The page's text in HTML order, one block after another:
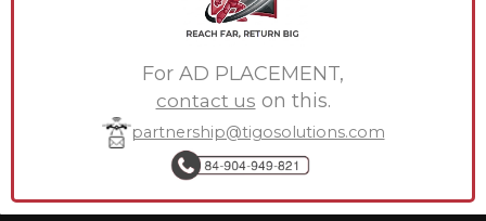
For AD PLACEMENT,
contact us on this.
partnership@tigosolutions.com